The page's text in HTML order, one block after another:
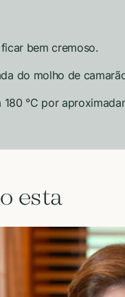
bem cremoso.
do molho de
°C por
esta